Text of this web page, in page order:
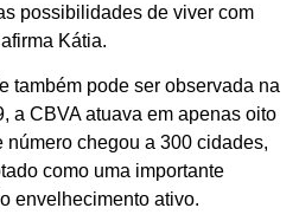
possibilidades de viver com
Kátia.
também pode ser observada na
a CBVA atuava em apenas oito
chegou a 300 cidades,
como uma importante
envelhecimento ativo.